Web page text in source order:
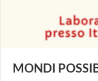
MONDI